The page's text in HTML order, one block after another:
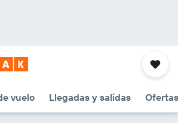
vuelo Llegadas y salidas Ofertas